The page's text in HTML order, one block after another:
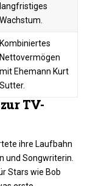
langfristiges
Wachstum.
Kombiniertes
Nettovermögen
mit Ehemann Kurt
Sutter.
TV-
ihre Laufbahn
und Songwriterin.
Stars wie Bob